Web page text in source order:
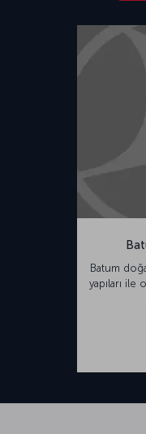
Batum
yapıları ile